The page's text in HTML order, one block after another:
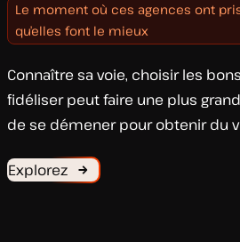
Le moment où ces agences ont
qu’elles font le mieux
Connaître sa voie, choisir les
fidéliser peut faire une plus
de se démener pour obtenir du
Explorez